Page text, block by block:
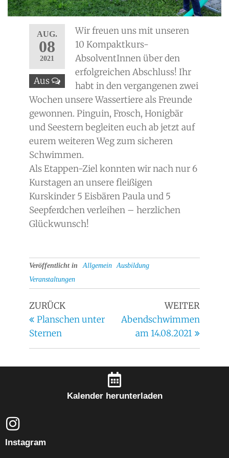
AUG.
08
2021
Aus
Wir freuen uns mit unseren
10 Kompaktkurs-
AbsolventInnen über den
erfolgreichen Abschluss! Ihr
habt in den vergangenen zwei
Wochen unsere Wassertiere als Freunde
gewonnen. Pinguin, Frosch, Honigbär
und Seestern begleiten euch ab jetzt auf
eurem weiteren Weg zum sicheren
Schwimmen.
Als Etappen-Ziel konnten wir nach nur 6
Kurstagen an unsere fleißigen
Kurskinder 5 Eisbären Paula und 5
Seepferdchen verleihen – herzlichen
Glückwunsch!
Veröffentlicht in Allgemein Ausbildung
Veranstaltungen
ZURÜCK
Planschen unter
Sternen
WEITER
Abendschwimmen
am 14.08.2021
Kalender herunterladen
Instagram